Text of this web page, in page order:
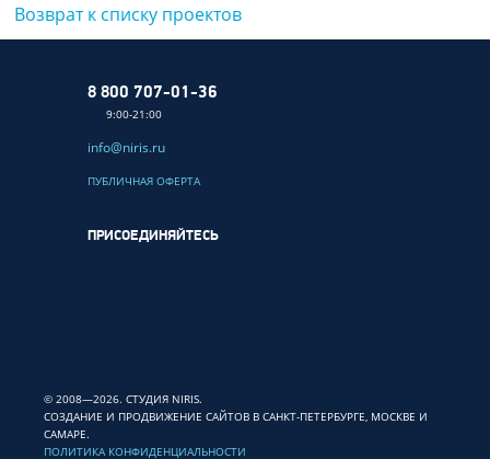
Возврат к списку проектов
8 800 707-01-36
9:00-21:00
info@niris.ru
ПУБЛИЧНАЯ ОФЕРТА
© 2008—2026. СТУДИЯ NIRIS.
СОЗДАНИЕ И ПРОДВИЖЕНИЕ САЙТОВ В САНКТ-ПЕТЕРБУРГЕ, МОСКВЕ И
САМАРЕ.
ПОЛИТИКА КОНФИДЕНЦИАЛЬНОСТИ
ПРИСОЕДИНЯЙТЕСЬ